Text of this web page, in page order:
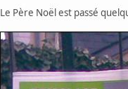
Le Père Noël est passé